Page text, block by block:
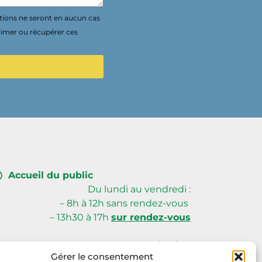
Gérer le consentement
ne seront en aucun cas
ou récupérer ces
Accueil du public
Du lundi au vendredi :
– 8h à 12h sans rendez-vous
– 13h30 à 17h sur rendez-vous
59, avenue du Poitou